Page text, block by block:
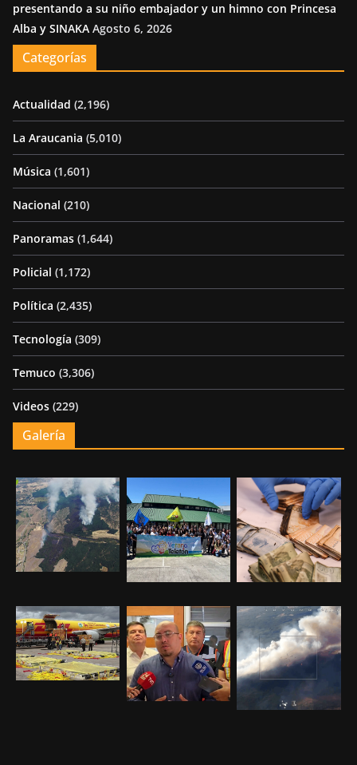
presentando a su niño embajador y un himno con Princesa
Alba y SINAKA Agosto 6, 2026
Categorías
Actualidad (2,196)
La Araucania (5,010)
Música (1,601)
Nacional (210)
Panoramas (1,644)
Policial (1,172)
Política (2,435)
Tecnología (309)
Temuco (3,306)
Videos (229)
Galería